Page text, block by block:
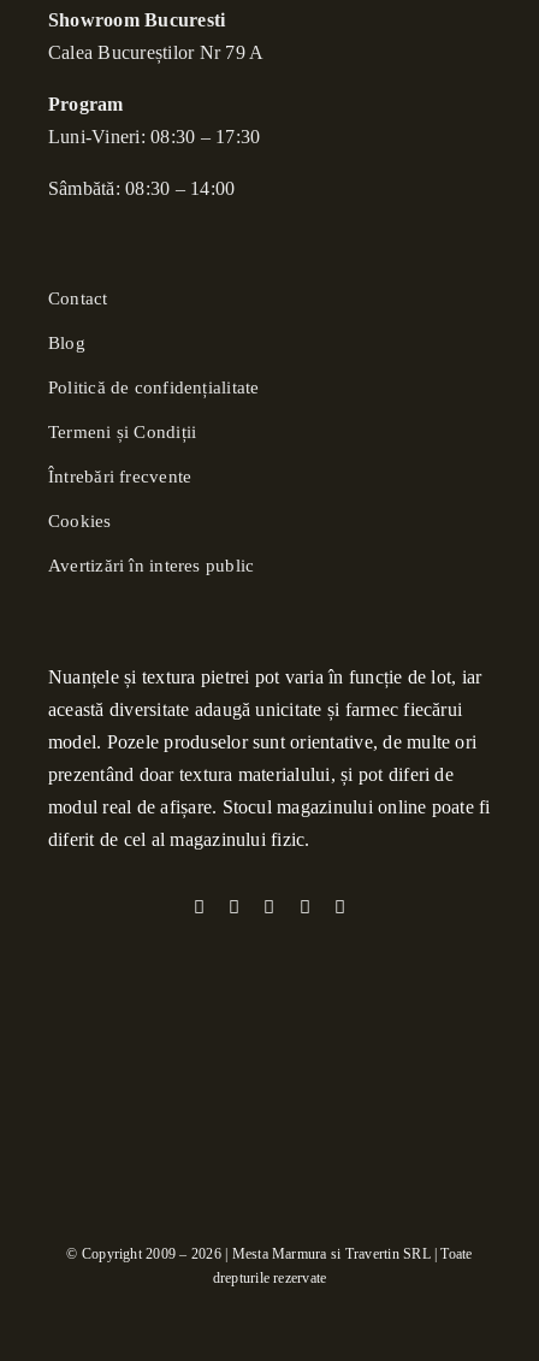
Showroom Bucuresti
Calea Bucureștilor Nr 79 A
Program
Luni-Vineri: 08:30 – 17:30
Sâmbătă: 08:30 – 14:00
Contact
Blog
Politică de confidențialitate
Termeni și Condiții
Întrebări frecvente
Cookies
Avertizări în interes public
Nuanțele și textura pietrei pot varia în funcție de lot, iar
această diversitate adaugă unicitate și farmec fiecărui
model. Pozele produselor sunt orientative, de multe ori
prezentând doar textura materialului, și pot diferi de
modul real de afișare. Stocul magazinului online poate fi
diferit de cel al magazinului fizic.
© Copyright 2009 – 2026 | Mesta Marmura si Travertin SRL | Toate
drepturile rezervate